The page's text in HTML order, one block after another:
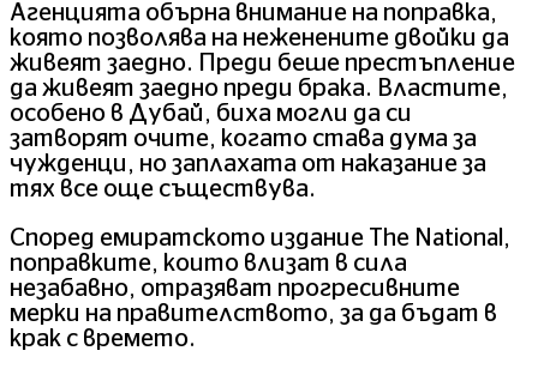
Агенцията обърна внимание на поправка,
която позволява на неженените двойки да
живеят заедно. Преди беше престъпление
да живеят заедно преди брака. Властите,
особено в Дубай, биха могли да си
затворят очите, когато става дума за
чужденци, но заплахата от наказание за
тях все още съществува.
Според емиратското издание The National,
поправките, които влизат в сила
незабавно, отразяват прогресивните
мерки на правителството, за да бъдат в
крак с времето.